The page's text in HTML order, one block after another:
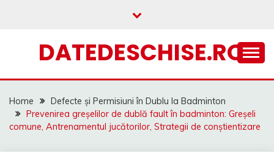
DATEDESCHISE.RO
Home
Defecte și Permisiuni în Dublu la Badminton
Prevenirea greșelilor de dublă fault în badminton: Greșeli
comune, Antrenamentul jucătorilor, Strategii de conștientizare